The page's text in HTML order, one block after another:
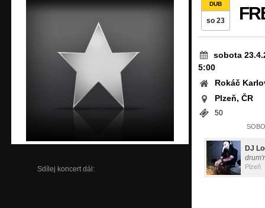
Sdílej koncert dál:
DUB
so 23
sobota
5:00
Rokáč
Plzeň, ČR
50
DJ
Plzeň